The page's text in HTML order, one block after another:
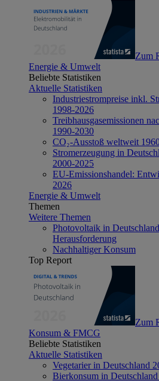
Zum
Energie & Umwelt
Beliebte Statistiken
Aktuelle Statistiken
Industriestrompreise inkl.
1998-2026
Treibhausgasemissionen
1990-2030
CO₂-Ausstoß weltweit
Stromerzeugung in
2000-2025
EU-Emissionshandel:
2026
Energie & Umwelt
Themen
Weitere Themen
Photovoltaik in
Herausforderung
Nachhaltiger Konsum
Top Report
Zum
Konsum & FMCG
Beliebte Statistiken
Aktuelle Statistiken
Vegetarier in Deutschland
Bierkonsum in